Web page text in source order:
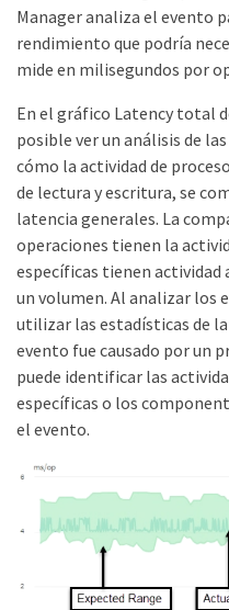
Manager analiza el evento
rendimiento que podría
mide en milisegundos por
En el gráfico Latency total
posible ver un análisis de
cómo la actividad de
de lectura y escritura, se
latencia generales. La
operaciones tienen la
específicas tienen actividad
un volumen. Al analizar los
utilizar las estadísticas de
evento fue causado por un
puede identificar las
específicas o los
el evento.